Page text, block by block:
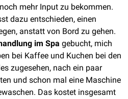
mehr Input zu bekommen.
dazu entschieden, einen
anstatt von Bord zu gehen.
im Spa gebucht, mich
bei Kaffee und Kuchen bei den
zugesehen, nach ein paar
und schon mal eine Maschine
Das kostet insgesamt